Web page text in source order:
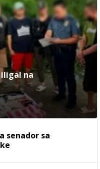
iligal na
senador sa